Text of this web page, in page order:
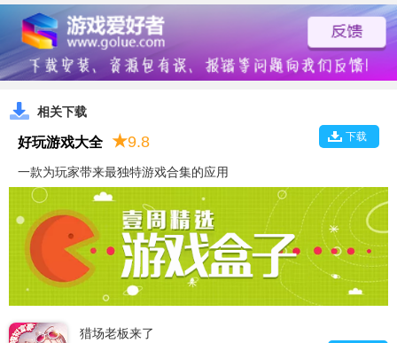
相关下载
下载
好玩游戏大全 ★9.8
一款为玩家带来最独特游戏合集的应用
猎场老板来了